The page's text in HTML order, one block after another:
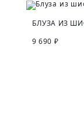
БЛУЗА ИЗ
9 690 ₽